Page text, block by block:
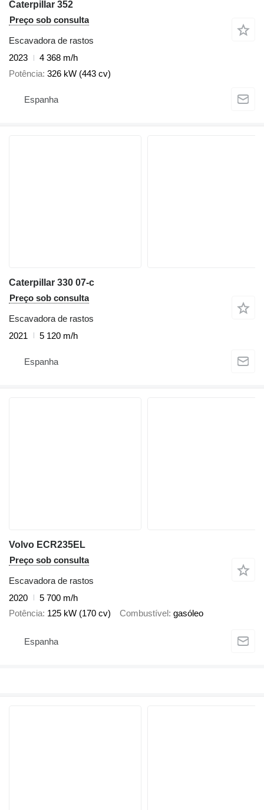
Caterpillar 352
Preço sob consulta
Escavadora de rastos
2023
4 368 m/h
Potência 326 kW (443 cv)
Espanha
Caterpillar 330 07-c
Preço sob consulta
Escavadora de rastos
2021
5 120 m/h
Espanha
Volvo ECR235EL
Preço sob consulta
Escavadora de rastos
2020
5 700 m/h
Potência 125 kW (170 cv) Combustível gasóleo
Espanha